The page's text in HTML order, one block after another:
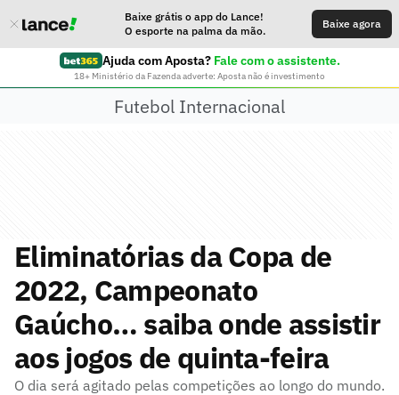
Baixe grátis o app do Lance!
O esporte na palma da mão.
Baixe agora
Ajuda com Aposta? Fale com o assistente.
18+ Ministério da Fazenda adverte: Aposta não é investimento
Futebol Internacional
Eliminatórias da Copa de
2022, Campeonato
Gaúcho… saiba onde assistir
aos jogos de quinta-feira
O dia será agitado pelas competições ao longo do mundo.